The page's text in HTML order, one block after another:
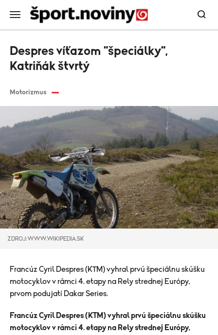
Motorizmus
Despres víťazom "špeciálky",
Katriňák štvrtý
ZDROJ: WWW.WIKIPEDIA.SK
Francúz Cyril Despres (KTM) vyhral prvú špeciálnu skúšku
motocyklov v rámci 4. etapy na Rely strednej Európy,
prvom podujatí Dakar Series.
Francúz Cyril Despres (KTM) vyhral prvú špeciálnu skúšku
motocyklov v rámci 4. etapy na Rely strednej Európy,